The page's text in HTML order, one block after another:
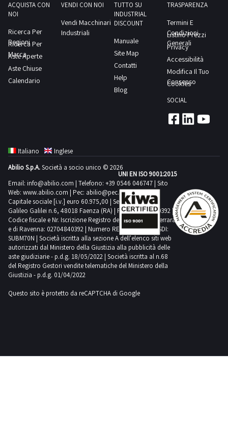
ACQUISTA CON
NOI
Ricerca Per
Regioni
Ricerca Per
Marca
Aste Aperte
Aste Chiuse
Calendario
VENDI CON NOI
Vendi Macchinari
Industriali
TUTTO SU
INDUSTRIAL
DISCOUNT
Manuale
Site Map
Contatti
Help
Blog
TRASPARENZA
Termini E
Condizioni
Generali
Listino Prezzi
Privacy
Accessibilità
Modifica Il Tuo
Consenso
Cookies
SOCIAL
Italiano
Inglese
Abilio S.p.A.Società a socio unico © 2026
Email: info@abilio.com | Telefono: +39 0546 046747 | Sito
Web: www.abilio.com | Pec: abilio@pec.illimity.com
Capitale sociale [i.v.] euro 60.975,00 | Sede legale in Via
Galileo Galilei n.6, 48018 Faenza (RA) | P.IVA: 02704840392 |
Codice fiscale e Nr. Iscrizione Registro delle Imprese di Ferrara
e di Ravenna: 02704840392 | Numero REA RA 224830 | SDI:
SUBM70N | Società iscritta alla sezione A dell'elenco siti web
autorizzati dal Ministero della Giustizia alla pubblicità delle
aste giudiziarie - p.d.g. 18/05/2022 | Società iscritta al n.68
del Registro Gestori vendite telematiche del Ministero della
Giustizia - p.d.g. 01/04/2022
Questo sito è protetto da reCAPTCHA di Google
UNI EN ISO 9001:2015